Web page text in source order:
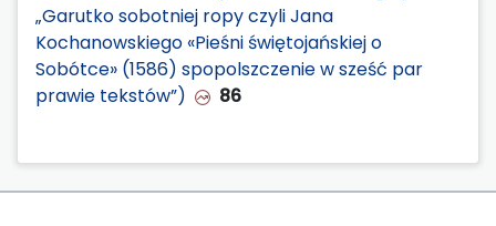
„Garutko sobotniej ropy czyli Jana
Kochanowskiego «Pieśni świętojańskiej o
Sobótce» (1586) spopolszczenie w sześć par
prawie tekstów”)
86